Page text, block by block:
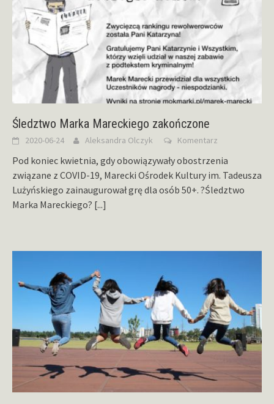
Śledztwo Marka Mareckiego zakończone
2020-06-24 Aleksandra Olczyk Komentarz
Pod koniec kwietnia, gdy obowiązywały obostrzenia
związane z COVID-19, Marecki Ośrodek Kultury im. Tadeusza
Lużyńskiego zainaugurował grę dla osób 50+. ?Śledztwo
Marka Mareckiego? [...]